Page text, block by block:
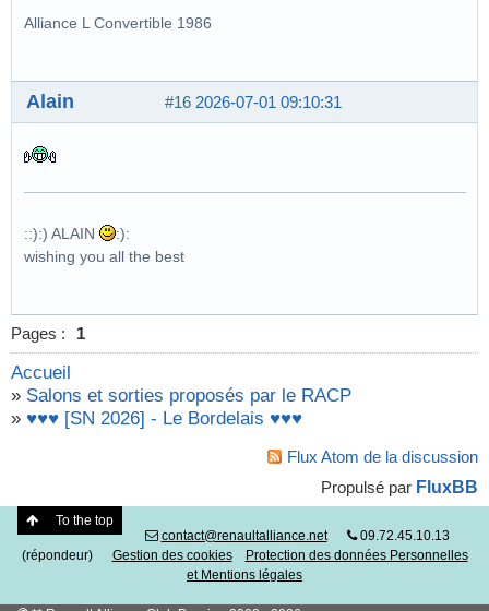
Alliance L Convertible 1986
#16 2026-07-01 09:10:31
Alain
::):) ALAIN
:):
wishing you all the best
Pages : 1
Accueil
» Salons et sorties proposés par le RACP
» ♥♥♥ [SN 2026] - Le Bordelais ♥♥♥
Flux Atom de la discussion
Propulsé par FluxBB
To the top
contact@renaultalliance.net
09.72.45.10.13
(répondeur) Gestion des cookies
Protection des données Personnelles
et Mentions légales